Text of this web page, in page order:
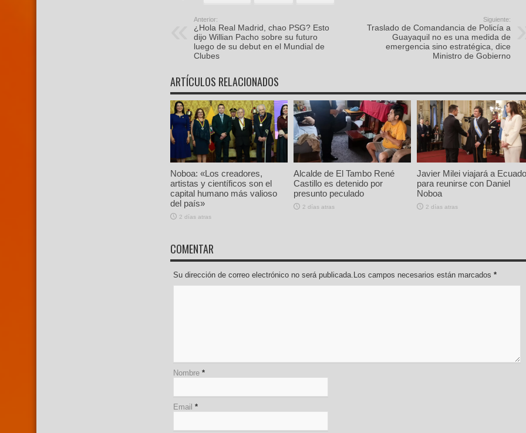
Anterior:
¿Hola Real Madrid, chao PSG? Esto
dijo Willian Pacho sobre su futuro
luego de su debut en el Mundial de
Clubes
Siguiente:
Traslado de Comandancia de Policía a
Guayaquil no es una medida de
emergencia sino estratégica, dice
Ministro de Gobierno
ARTÍCULOS RELACIONADOS
Noboa: «Los creadores,
artistas y científicos son el
capital humano más valioso
del país»
2 días atras
Alcalde de El Tambo René
Castillo es detenido por
presunto peculado
2 días atras
Javier Milei viajará a
para reunirse con Daniel
Noboa
2 días atras
COMENTAR
Su dirección de correo electrónico no será publicada.Los campos necesarios están marcados *
Nombre *
Email *